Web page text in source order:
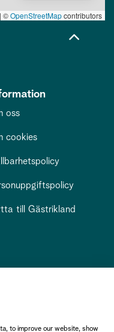
| ©OpenStreetMapcontributors
oss
cookies
till Gästrikland
to improve our website, show